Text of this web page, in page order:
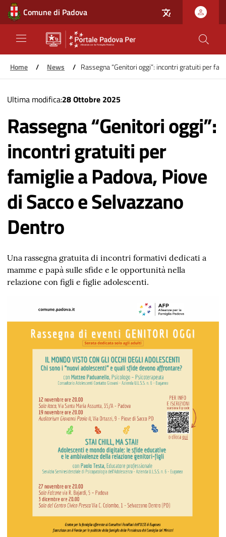
Salta
contenuto
principale
Comune di Padova
Home / News / Rassegna “Genitori oggi”: incontri gratuiti per
Ultima modifica28 Ottobre 2025
Rassegna “Genitori oggi”:
incontri gratuiti per
famiglie a Padova, Piove
di Sacco e Selvazzano
Dentro
Una rassegna gratuita di incontri formativi dedicati a
mamme e papà sulle sfide e le opportunità nella
relazione con figli e figlie adolescenti.